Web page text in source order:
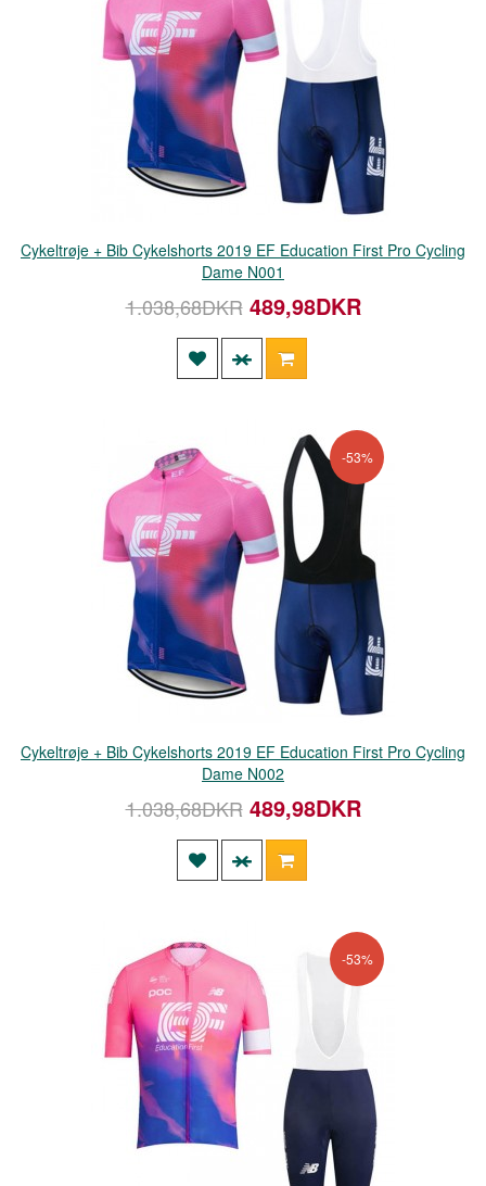
Cykeltrøje + Bib Cykelshorts 2019 EF Education First Pro Cycling
Dame N001
1.038,68DKR 489,98DKR
-53%
Cykeltrøje + Bib Cykelshorts 2019 EF Education First Pro Cycling
Dame N002
1.038,68DKR 489,98DKR
-53%